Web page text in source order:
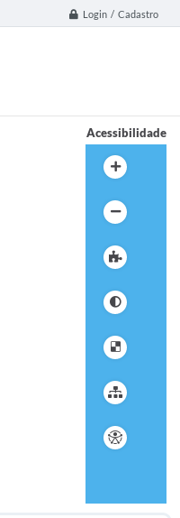
Login / Cadastro
Acessibilidade